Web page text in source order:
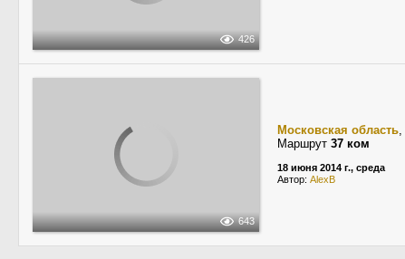
426
643
Московская область,
Маршрут 37 ком
18 июня 2014 г., среда
Автор: AlexB